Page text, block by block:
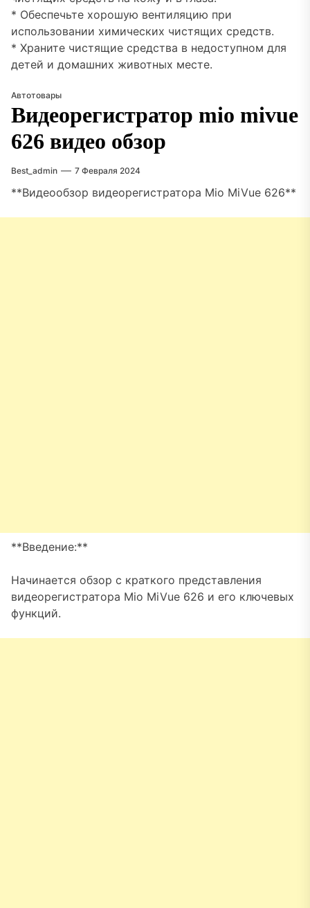
* Обеспечьте хорошую вентиляцию при
использовании химических чистящих средств.
* Храните чистящие средства в недоступном для
детей и домашних животных месте.
Автотовары
Видеорегистратор mio mivue
626 видео обзор
Best_admin 7 Февраля 2024
**Видеообзор видеорегистратора Mio MiVue 626**
**Введение:**
Начинается обзор с краткого представления
видеорегистратора Mio MiVue 626 и его ключевых
функций.